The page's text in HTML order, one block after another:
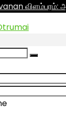
விளம்பரம்: